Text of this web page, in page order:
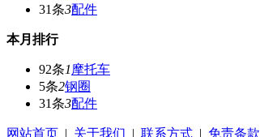
31条3配件
本月排行
92条1 摩托车
5条2钢圈
31条3配件
网站首页 | 关于我们 | 联系方式 | 免责条款